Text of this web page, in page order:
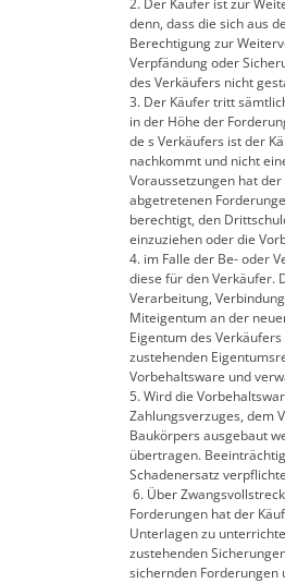
2. Der Käufer ist zur
denn, dass die sich aus
Berechtigung zur
Verpfändung oder
des Verkäufers nicht
3. Der Käufer tritt
in der Höhe der
de s Verkäufers ist der
nachkommt und nicht
Voraussetzungen hat
abgetretenen
berechtigt, den
einzuziehen oder die
4. im Falle der Be- oder
diese für den Verkäufer.
Verarbeitung,
Miteigentum an der
Eigentum des
zustehenden
Vorbehaltsware und
5. Wird die
Zahlungsverzuges, dem
Baukörpers ausgebaut
übertragen.
Schadenersatz
6. Über
Forderungen hat der
Unterlagen zu
zustehenden
sichernden Forderungen